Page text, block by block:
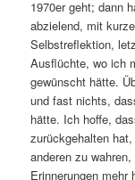
1970er geht; dann
abzielend, mit
Selbstreflektion,
Ausflüchte, wo ich
gewünscht hätte.
und fast nichts,
hätte. Ich hoffe,
zurückgehalten
anderen zu
Erinnerungen mehr